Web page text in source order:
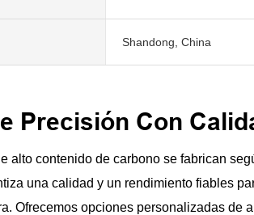
Shandong, China
Precisión Con
alto contenido de carbono se fabrican
una calidad y un rendimiento fiables
Ofrecemos opciones personalizadas de